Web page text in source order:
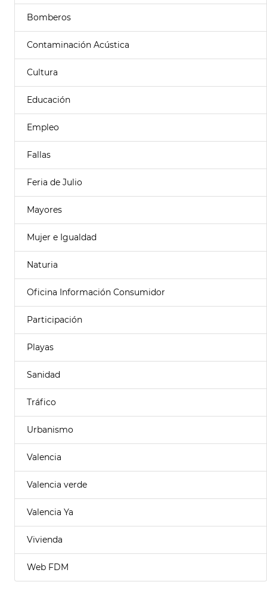
Bomberos
Contaminación Acústica
Cultura
Educación
Empleo
Fallas
Feria de Julio
Mayores
Mujer e Igualdad
Naturia
Oficina Información Consumidor
Participación
Playas
Sanidad
Tráfico
Urbanismo
Valencia
Valencia verde
Valencia Ya
Vivienda
Web FDM